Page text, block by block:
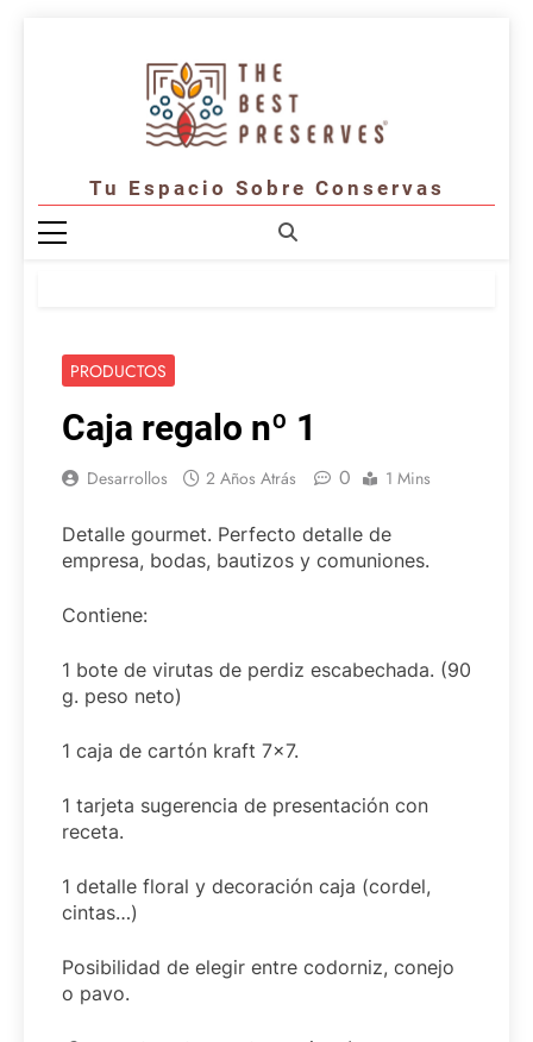
Tu Espacio Sobre Conservas
PRODUCTOS
Caja regalo nº 1
Desarrollos 2 Años Atrás 0 1 Mins
Detalle gourmet. Perfecto detalle de
empresa, bodas, bautizos y comuniones.
Contiene:
1 bote de virutas de perdiz escabechada. (90
g. peso neto)
1 caja de cartón kraft 7×7.
1 tarjeta sugerencia de presentación con
receta.
1 detalle floral y decoración caja (cordel,
cintas…)
Posibilidad de elegir entre codorniz, conejo
o pavo.